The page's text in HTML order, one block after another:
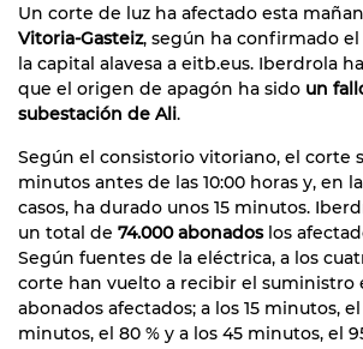
Un corte de luz ha afectado esta
Vitoria-Gasteiz, según ha confirmado
la capital alavesa a eitb.eus. Iberdrola
que el origen de apagón ha sido un
subestación de Ali.
Según el consistorio vitoriano, el corte
minutos antes de las 10:00 horas y, en
casos, ha durado unos 15 minutos.
un total de 74.000 abonadoslos
Según fuentes de la eléctrica, a los
corte han vuelto a recibir el suministro
abonados afectados; a los 15 minutos, el
minutos, el 80 % y a los 45 minutos, el 95